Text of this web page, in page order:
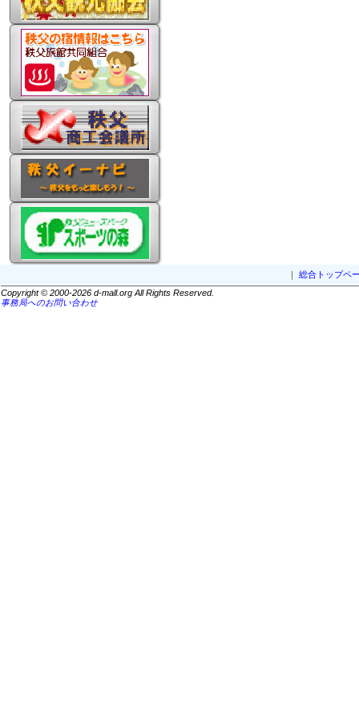
｜ 総合トップペ
Copyright © 2000-2026 d-mall.org All Rights Reserved.
事務局へのお問い合わせ